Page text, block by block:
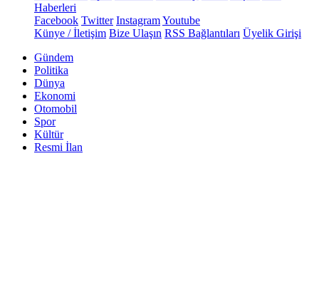
Haberleri
Facebook Twitter InstagramYoutube
Künye / İletişim Bize Ulaşın RSS Bağlantıları Üyelik Girişi
Gündem
Politika
Dünya
Ekonomi
Otomobil
Spor
Kültür
Resmi İlan